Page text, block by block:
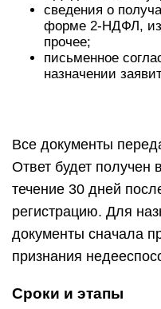
сведения о
форме 2-НДФЛ,
прочее;
письменное
назначении
Все документы
Ответ будет получен
течение 30 дней
регистрацию. Для
документы сначала
признания
Сроки и этапы